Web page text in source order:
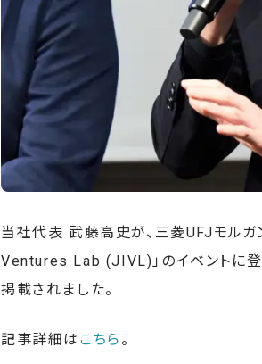
当社代表 武藤高史が、三菱UFJモル
Ventures Lab (JIVL)」のイベントに登
掲載されました。
記事詳細は こちら 。